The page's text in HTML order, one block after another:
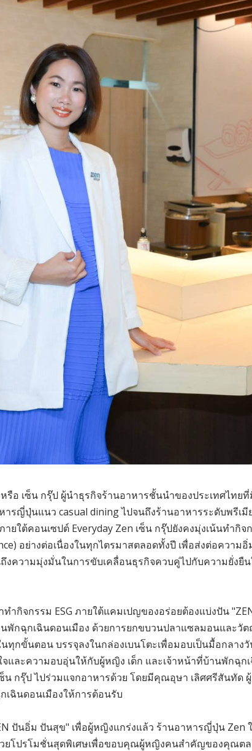
อ เซ็น กรุ๊ป ผู้นำธุรกิจร้านอาหารชั้นนำของประเทศไทย
รญี่ปุ่นแนว casual dining ไปจนถึงร้านอาหารระดับพรีเมี
ใต้คอนเซปต์ Everyday Zen เซ็น กรุ๊ปยังคงมุ่งเน้นทำกิจ
อย่างต่อเนื่องในทุกไตรมาสตลอดทั้งปี เพื่อส่งต่อความ
ความมุ่งมั่นในการขับเคลื่อนธุรกิจควบคู่ไปกับความยั่งยื
ำกิจกรรม ESG ภายใต้แคมเปญของอร่อยต้องแบ่งปัน
กฉุกเฉินดอนเมือง ด้วยการยกขบวนปลาแซลมอนและวัต
ทุกขั้นตอน บรรจุลงในกล่องเบนโตะเพื่อมอบเป็นมื้อกลาง
จและความอบอุ่นให้กับผู้หญิง เด็ก และเจ้าหน้าที่บ้านพักฉุก
กรุ๊ป ไปร่วมแจกอาหารด้วย โดยมีคุณอุษา เลิศศรีสันทัด
ฉินดอนเมืองให้การต้อนรับ
ปันอิ่ม ปันสุข" เพื่อผู้หญิงแกร่งแล้ว ร้านอาหารญี่ปุ่น Zen
วยโปรโมชั่นสุดพิเศษเพื่อขอบคุณผู้หญิงคนสำคัญของคุณต